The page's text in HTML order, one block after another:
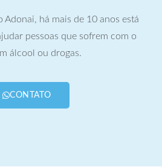
Adonai, há mais de 10 anos está
pessoas que sofrem com o
álcool ou drogas.
CONTATO